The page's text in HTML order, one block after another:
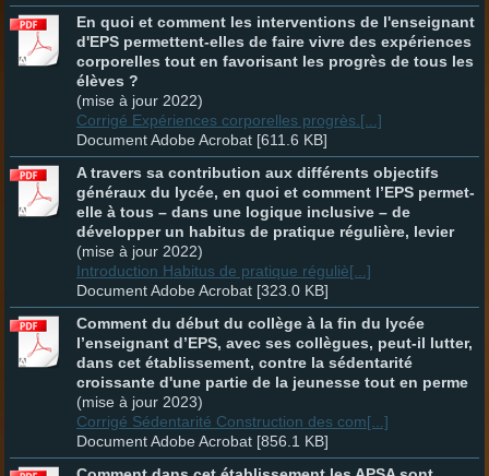
En quoi et comment les interventions de l'enseignant
d'EPS permettent-elles de faire vivre des expériences
corporelles tout en favorisant les progrès de tous les
élèves ?
(mise à jour 2022)
Corrigé Expériences corporelles progrès.[...]
Document Adobe Acrobat [611.6 KB]
A travers sa contribution aux différents objectifs
généraux du lycée, en quoi et comment l’EPS permet-
elle à tous – dans une logique inclusive – de
développer un habitus de pratique régulière, levier
(mise à jour 2022)
Introduction Habitus de pratique réguliè[...]
Document Adobe Acrobat [323.0 KB]
Comment du début du collège à la fin du lycée
l’enseignant d’EPS, avec ses collègues, peut-il lutter,
dans cet établissement, contre la sédentarité
croissante d'une partie de la jeunesse tout en perme
(mise à jour 2023)
Corrigé Sédentarité Construction des com[...]
Document Adobe Acrobat [856.1 KB]